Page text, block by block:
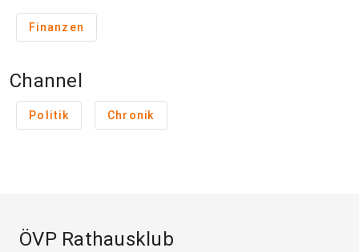
Finanzen
Channel
Politik Chronik
ÖVP Rathausklub